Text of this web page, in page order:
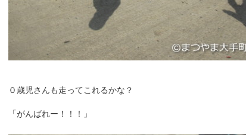
０歳児さんも走ってこれるかな？
「がんばれー！！！」